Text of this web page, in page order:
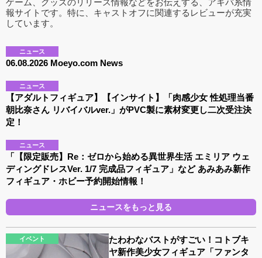
報サイトです。特に、キャストオフに関連するレビューが充実
しています。
ニュース
06.08.2026 Moeyo.com News
ニュース
【アダルトフィギュア】【インサイト】「肉感少女 性処理当番
朝比奈さん リバイバルver.」がPVC製に素材変更し二次受注決
定！
ニュース
「【限定販売】Re：ゼロから始める異世界生活 エミリア ウェ
ディングドレスVer. 1/7 完成品フィギュア」など あみあみ新作
フィギュア・ホビー予約開始情報！
ニュースをもっと見る
イベント
たわわなバストがすごい！コトブキ
ヤ新作美少女フィギュア「ファンタ